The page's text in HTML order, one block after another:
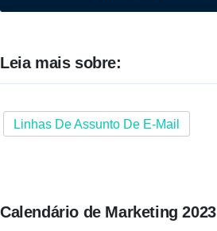
Leia mais sobre:
Linhas De Assunto De E-Mail
Calendário de Marketing 2023